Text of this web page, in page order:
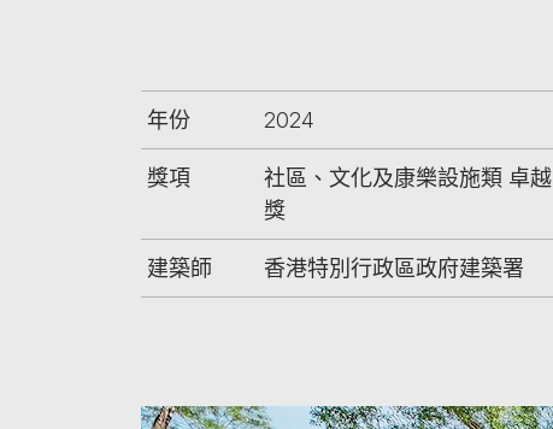
年份 2024
獎項
社區、文化及康樂設施類 卓越
獎
建築師 香港特別行政區政府建築署